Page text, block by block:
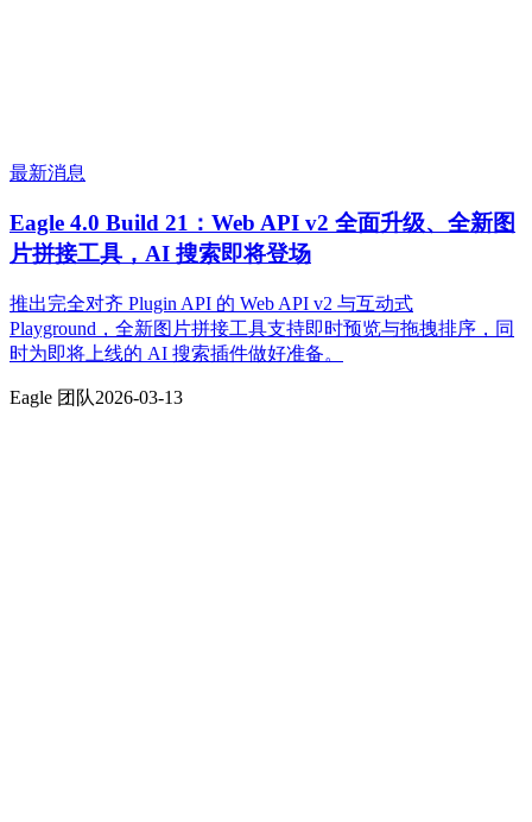
最新消息
Eagle 4.0 Build 21：Web API v2 全面升级、全新图
片拼接工具，AI 搜索即将登场
推出完全对齐 Plugin API 的 Web API v2 与互动式
Playground，全新图片拼接工具支持即时预览与拖拽排序，同
时为即将上线的 AI 搜索插件做好准备。
Eagle 团队2026-03-13